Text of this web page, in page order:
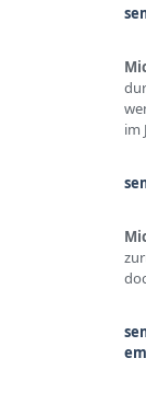
im